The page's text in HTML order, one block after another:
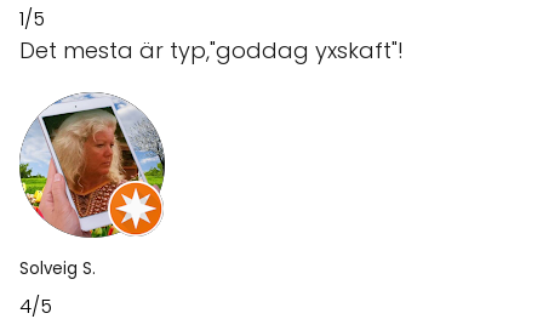
1/5
Det mesta är typ,"goddag yxskaft"!
Solveig S.
4/5